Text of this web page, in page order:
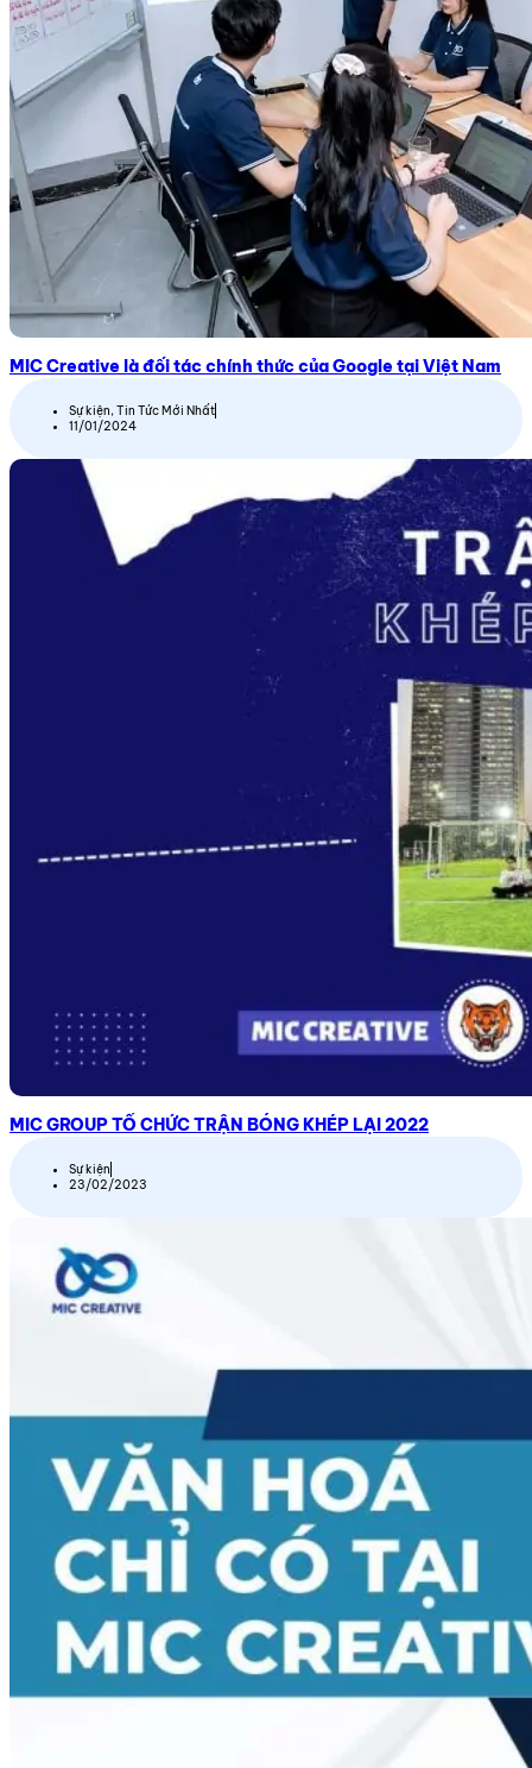
MIC Creative là đối tác chính thức của Google tại Việt Nam
Sự kiện,Tin Tức Mới Nhất
11/01/2024
MIC GROUP TỔ CHỨC TRẬN BÓNG KHÉP LẠI 2022
Sự kiện
23/02/2023